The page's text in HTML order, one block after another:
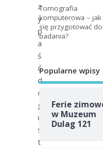
z
y
p
a
ś
ć
d
o
g
u
s
t
Tomografia
komputerowa – jak
się przygotować do
badania?
Popularne wpisy
Ferie
w Muzeum
Dulag 121